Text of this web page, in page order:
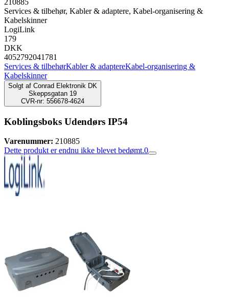
210885
Services & tilbehør, Kabler & adaptere, Kabel-organisering &
Kabelskinner
LogiLink
179
DKK
4052792041781
Services & tilbehørKabler & adaptereKabel-organisering &
Kabelskinner
Solgt af Conrad Elektronik DK
Skeppsgatan 19
CVR-nr: 556678-4624
Koblingsboks Udendørs IP54
Varenummer: 210885
Dette produkt er endnu ikke blevet bedømt.0